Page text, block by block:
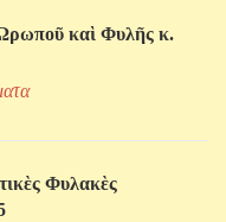
καὶ Φυλῆς κ.
Φυλακὲς